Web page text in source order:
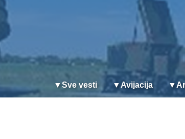
▼Sve vesti ▼Avijacija ▼